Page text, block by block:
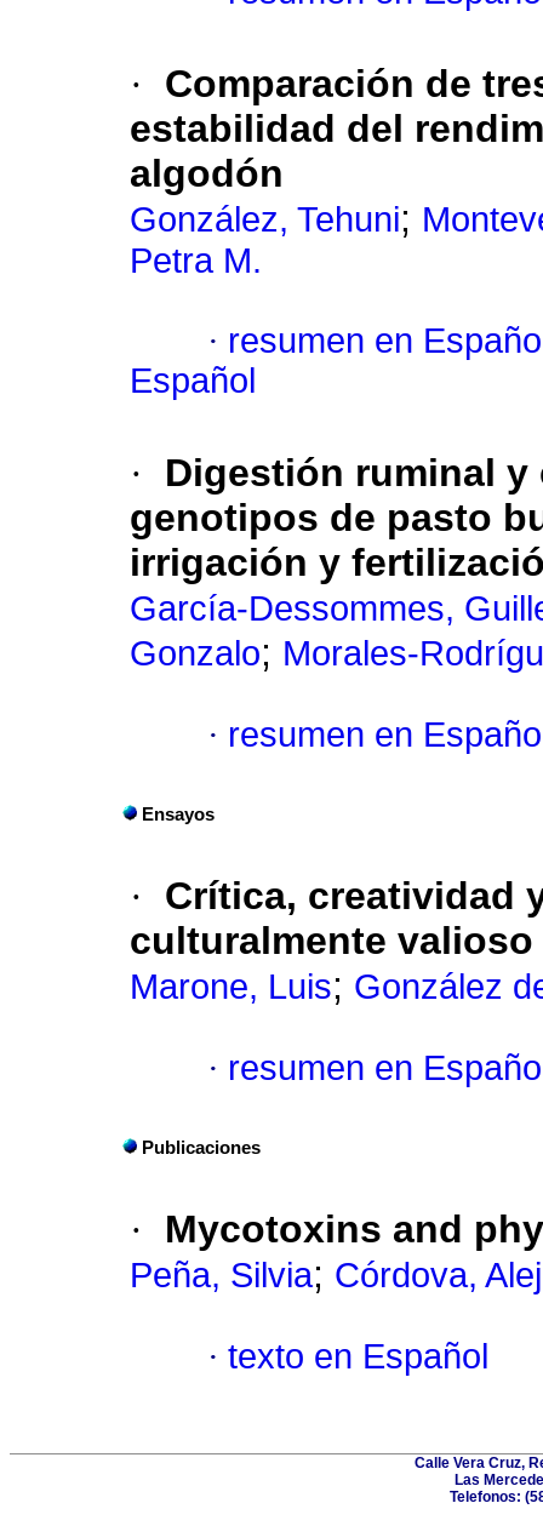
·
Comparación de
estabilidad del
algodón
González, Tehuni;
Petra M.
· resumen en
Español
·
Digestión ruminal
genotipos de pasto
irrigación y
García-Dessommes,
Gonzalo; Morales-
· resumen en
Ensayos
·
Crítica, creatividad
culturalmente valioso
Marone, Luis; González
· resumen en
Publicaciones
· Mycotoxins and
Peña, Silvia; Córdova,
· texto en Español
Calle Vera Cruz,
Las
Telefonos: